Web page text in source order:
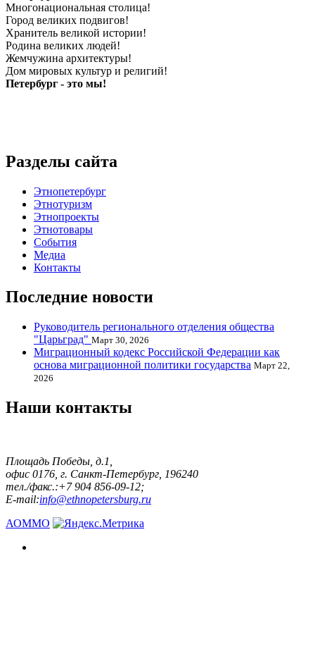
Многонациональная столица!
Город великих подвигов!
Хранитель великой истории!
Родина великих людей!
Жемчужина архитектуры!
Дом мировых культур и религий!
Петербург - это мы!
Разделы сайта
Этнопетербург
Этнотуризм
Этнопроекты
Этнотовары
События
Медиа
Контакты
Последние новости
Руководитель регионального отделения общества
"Царьград" Март 30, 2026
Миграционный кодекс Российской Федерации как
основа миграционной политики государства Март 22,
2026
Наши контакты
Площадь Победы, д.1,
офис 0176, г. Санкт-Петербург, 196240
тел./факс.:+7 904 856-09-12;
E-mail:info@ethnopetersburg.ru
АОММО